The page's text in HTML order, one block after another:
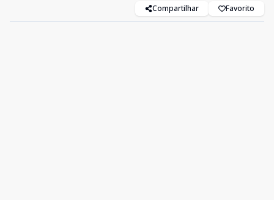
Compartilhar Favorito